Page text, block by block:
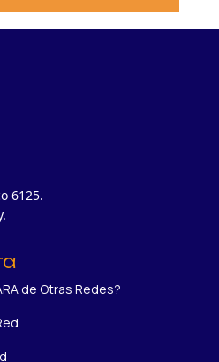
6125.
de Otras Redes?